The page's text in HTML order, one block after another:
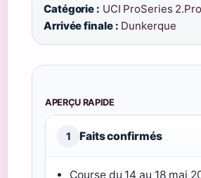
Catégorie : UCI ProSeries 2.Pro
Arrivée finale : Dunkerque
APERÇU RAPIDE
1 Faits confirmés
Course du 14 au 18 mai